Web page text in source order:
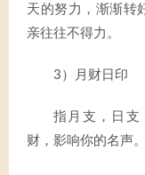
天的努力，渐渐转
亲往往不得力。
3）月财日印
指月支，日支
财，影响你的名声。